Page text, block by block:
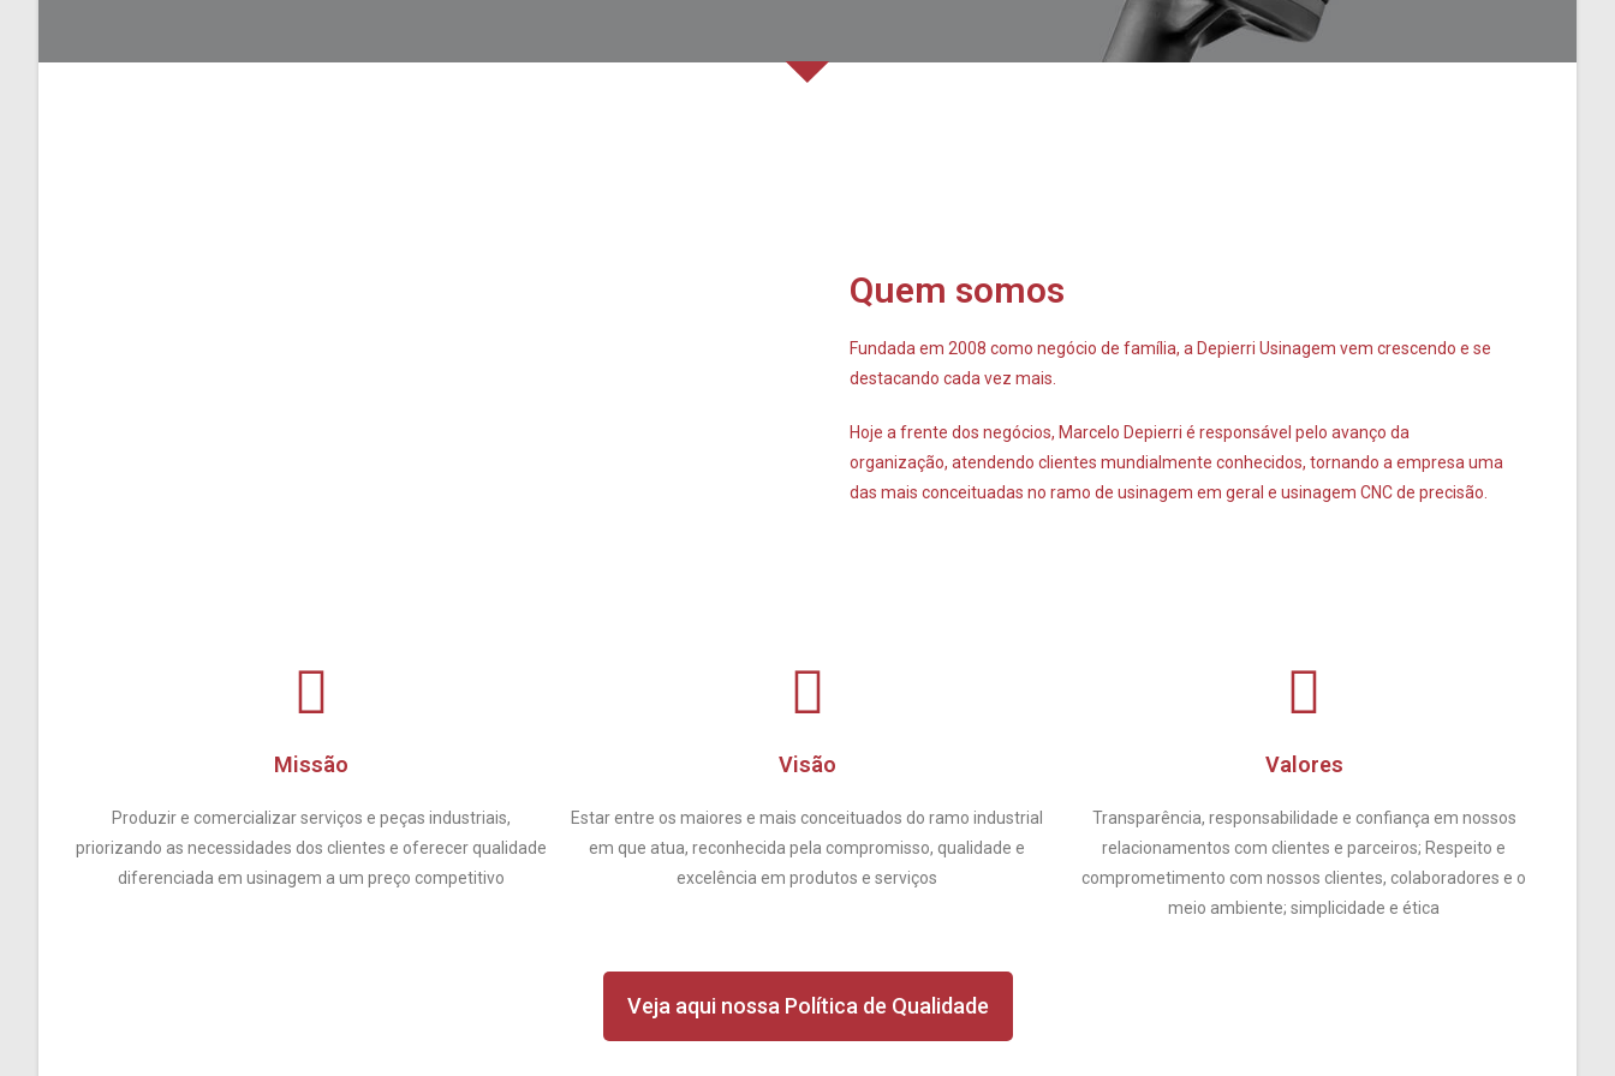
Quem somos
Fundada em 2008 como negócio de família, a Depierri Usinagem vem crescendo e se
destacando cada vez mais.
Hoje a frente dos negócios, Marcelo Depierri é responsável pelo avanço da
organização, atendendo clientes mundialmente conhecidos, tornando a empresa uma
das mais conceituadas no ramo de usinagem em geral e usinagem CNC de precisão.
Missão
Produzir e comercializar serviços e peças industriais,
priorizando as necessidades dos clientes e oferecer qualidade
diferenciada em usinagem a um preço competitivo
Visão
Estar entre os maiores e mais conceituados do ramo industrial
em que atua, reconhecida pela compromisso, qualidade e
excelência em produtos e serviços
Valores
Transparência, responsabilidade e confiança em nossos
relacionamentos com clientes e parceiros; Respeito e
comprometimento com nossos clientes, colaboradores e o
meio ambiente; simplicidade e ética
Veja aqui nossa Política de Qualidade